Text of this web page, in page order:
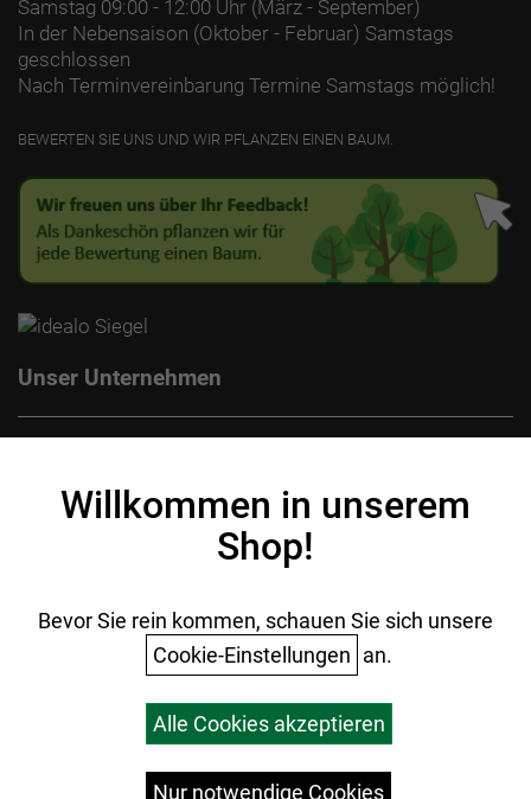
Samstag 09:00 - 12:00 Uhr (März - September)
In der Nebensaison (Oktober - Februar) Samstags
geschlossen
Nach Terminvereinbarung Termine Samstags möglich!
BEWERTEN SIE UNS UND WIR PFLANZEN EINEN BAUM.
Unser Unternehmen
Datenschutz
Ihr Einkauf
Versandkosten
Willkommen in unserem
Shop!
Bevor Sie rein kommen, schauen Sie sich unsere
Cookie-Einstellungen an.
Alle Cookies akzeptieren
Nur notwendige Cookies